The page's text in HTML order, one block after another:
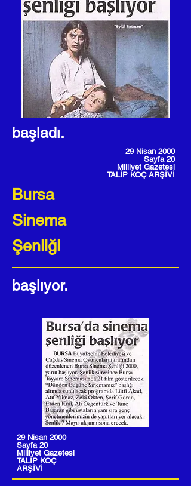
başladı.
29 Nisan 2000
Sayfa 20
Milliyet Gazetesi
TALİP KOÇ ARŞİVİ
Bursa
Sinema
Şenliği
başlıyor.
29 Nisan 2000
Sayfa 20
Milliyet Gazetesi
TALİP KOÇ
ARŞİVİ